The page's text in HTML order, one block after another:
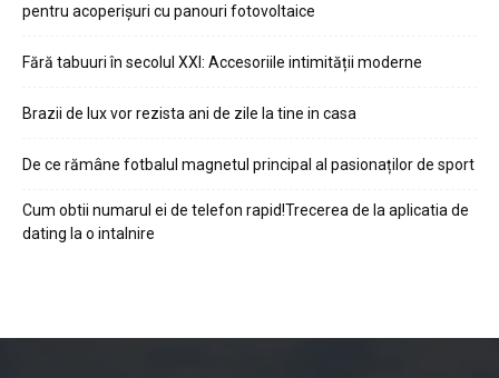
pentru acoperișuri cu panouri fotovoltaice
Fără tabuuri în secolul XXI: Accesoriile intimității moderne
Brazii de lux vor rezista ani de zile la tine in casa
De ce rămâne fotbalul magnetul principal al pasionaților de sport
Cum obtii numarul ei de telefon rapid!Trecerea de la aplicatia de
dating la o intalnire